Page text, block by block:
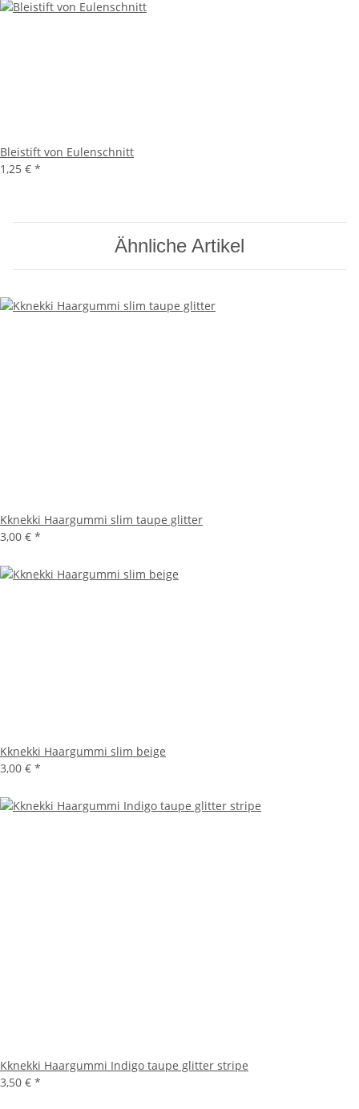
Bleistift von Eulenschnitt
1,25 € *
Ähnliche Artikel
Kknekki Haargummi slim taupe glitter
3,00 € *
Kknekki Haargummi slim beige
3,00 € *
Kknekki Haargummi Indigo taupe glitter stripe
3,50 € *